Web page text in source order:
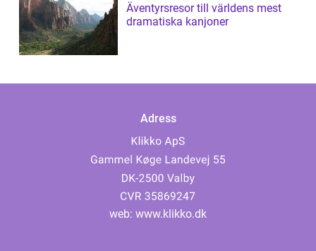
Äventyrsresor till världens mest
dramatiska kanjoner
Adress
web: www.klikko.dk